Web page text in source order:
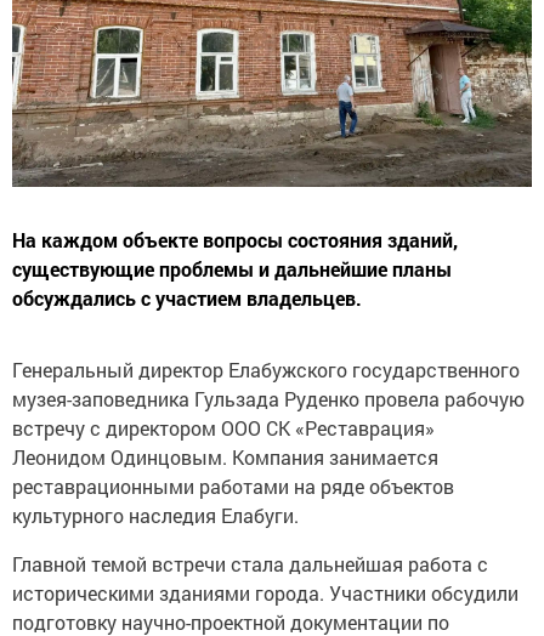
На каждом объекте вопросы состояния зданий,
существующие проблемы и дальнейшие планы
обсуждались с участием владельцев.
Генеральный директор Елабужского государственного
музея-заповедника Гульзада Руденко провела рабочую
встречу с директором ООО СК «Реставрация»
Леонидом Одинцовым. Компания занимается
реставрационными работами на ряде объектов
культурного наследия Елабуги.
Главной темой встречи стала дальнейшая работа с
историческими зданиями города. Участники обсудили
подготовку научно-проектной документации по